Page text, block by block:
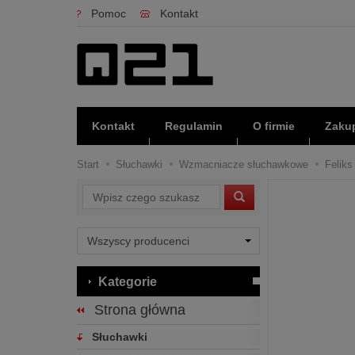
Pomoc Kontakt
Kontakt Regulamin O firmie
Start Słuchawki Wzmacniacze słuchawkowe
Wyszukaj
Kategorie
Strona główna
Słuchawki